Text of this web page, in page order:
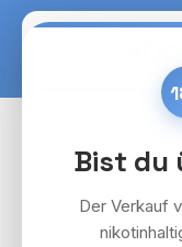
Zum Hauptinhalt
Bildergalerie
Bist du
Der Verkauf